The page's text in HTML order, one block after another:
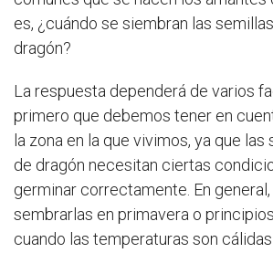
es, ¿cuándo se siembran las
dragón?
La respuesta dependerá de varios
primero que debemos tener en
la zona en la que vivimos, ya que
de dragón necesitan ciertas
germinar correctamente. En
sembrarlas en primavera o
cuando las temperaturas son